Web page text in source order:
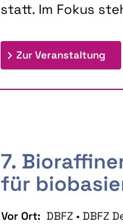
statt. Im Fokus
Zur Veranstaltung:
7.
für
Vor Ort: DBFZ • DBFZ